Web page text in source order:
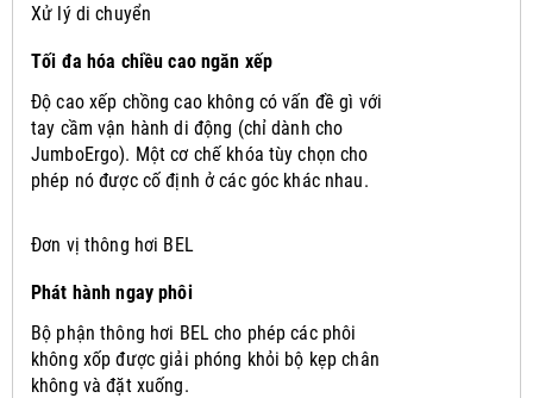
Xử lý di chuyển
Tối đa hóa chiều cao ngăn xếp
Độ cao xếp chồng cao không có vấn đề gì với
tay cầm vận hành di động (chỉ dành cho
JumboErgo). Một cơ chế khóa tùy chọn cho
phép nó được cố định ở các góc khác nhau.
Đơn vị thông hơi BEL
Phát hành ngay phôi
Bộ phận thông hơi BEL cho phép các phôi
không xốp được giải phóng khỏi bộ kẹp chân
không và đặt xuống.